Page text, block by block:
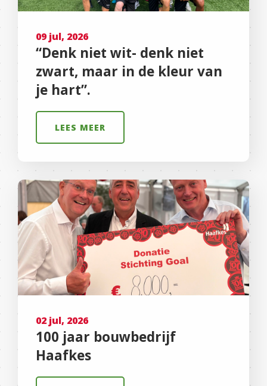
09 jul, 2026
“Denk niet wit- denk niet
zwart, maar in de kleur van
je hart”.
LEES MEER
02 jul, 2026
100 jaar bouwbedrijf
Haafkes